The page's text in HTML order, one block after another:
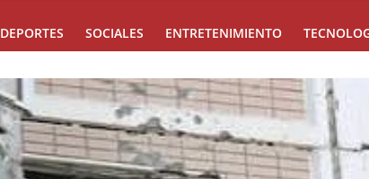
DEPORTES SOCIALES ENTRETENIMIENTO